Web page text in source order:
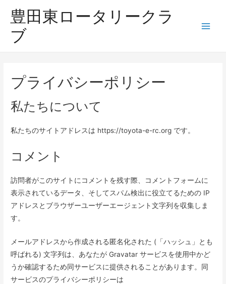
豊田東ロータリークラ
ブ
プライバシーポリシー
私たちについて
私たちのサイトアドレスは https://toyota-e-rc.org です。
コメント
訪問者がこのサイトにコメントを残す際、コメントフォームに
表示されているデータ、そしてスパム検出に役立てるための IP
アドレスとブラウザーユーザーエージェント文字列を収集しま
す。
メールアドレスから作成される匿名化された (「ハッシュ」とも
呼ばれる) 文字列は、あなたが Gravatar サービスを使用中かど
うか確認するため同サービスに提供されることがあります。同
サービスのプライバシーポリシーは